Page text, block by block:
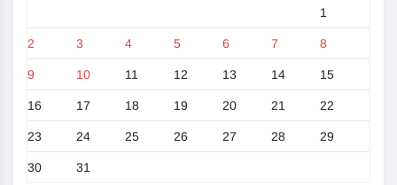
1
2 3 4 5 6 7 8
9 10 11 12 13 14 15
16 17 18 19 20 21 22
23 24 25 26 27 28 29
30 31